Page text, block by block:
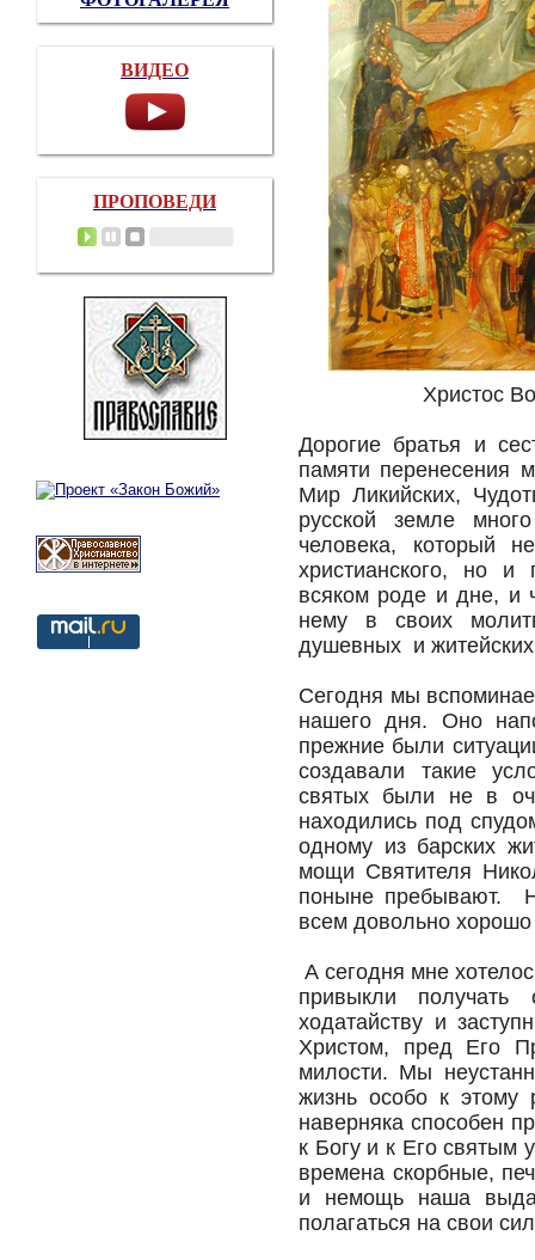
Христос
Дорогие братья и
памяти перенесения
Мир Ликийских,
русской земле
человека, который
христианского, но и
всяком роде и дне, и
нему в своих
душевных и
Сегодня мы
нашего дня. Оно
прежние были
создавали такие
святых были не в
находились под
одному из барских
мощи Святителя
поныне пребывают.
всем довольно хорошо
А сегодня мне
привыкли
ходатайству и
Христом, пред Его
милости. Мы
жизнь особо к этому
наверняка способен
к Богу и к Его святым
времена скорбные,
и немощь наша
полагаться на свои
ВИДЕО
ПРОПОВЕДИ